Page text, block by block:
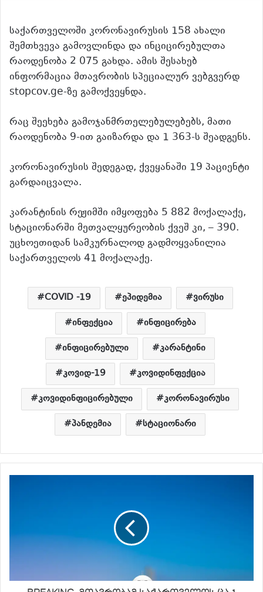
საქართველოში კორონავირუსის 158 ახალი
შემთხვევა გამოვლინდა და ინციცირებულთა
რაოდენობა 2 075 გახდა. ამის შესახებ
ინფორმაცია მთავრობის სპეციალურ ვებგვერდ
stopcov.ge-ზე გამოქვეყნდა.
რაც შეეხება გამოჯანმრთელებულებებს, მათი
რაოდენობა 9-ით გაიზარდა და 1 363-ს შეადგენს.
კორონავირუსის შედეგად, ქვეყანაში 19 პაციენტი
გარდაიცვალა.
კარანტინის რეჟიმში იმყოფება 5 882 მოქალაქე,
სტაციონარში მეთვალყურეობის ქვეშ კი, – 390.
უცხოეთიდან სამკურნალოდ გადმოყვანილია
საქართველოს 41 მოქალაქე.
COVID -19 ეპიდემია
ვირუსი
ინფექცია
ინფიცირება
ინფიცირებული
კარანტინი
კოვიდ-19
კოვიდინფექცია
კოვიდინფიცირებული
კორონავირუსი
პანდემია
სტაციონარი